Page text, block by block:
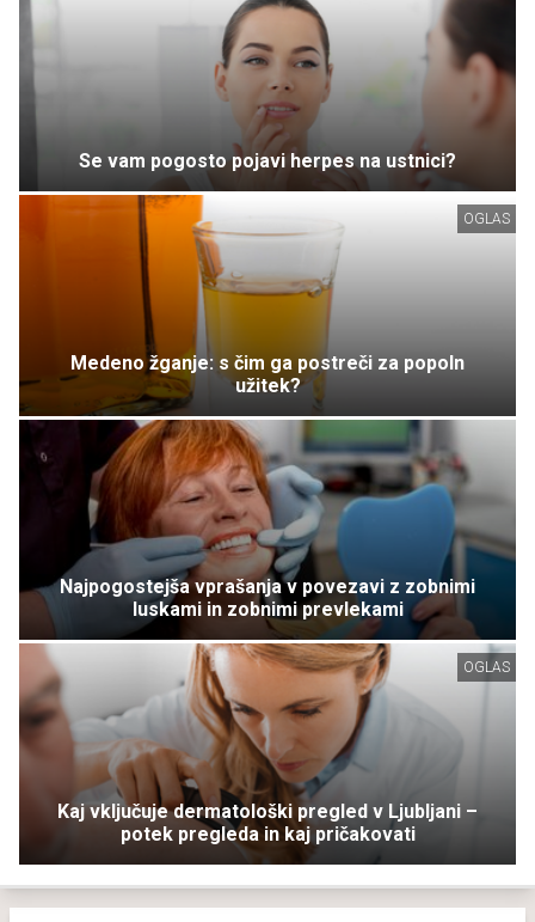
Se vam pogosto pojavi herpes na ustnici?
OGLAS
Medeno žganje: s čim ga postreči za popoln
užitek?
Najpogostejša vprašanja v povezavi z zobnimi
luskami in zobnimi prevlekami
OGLAS
Kaj vključuje dermatološki pregled v Ljubljani –
potek pregleda in kaj pričakovati